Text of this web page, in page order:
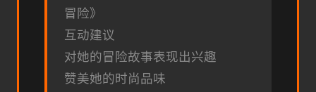
冒险》
互动建议
对她的冒险故事表现出兴趣
赞美她的时尚品味